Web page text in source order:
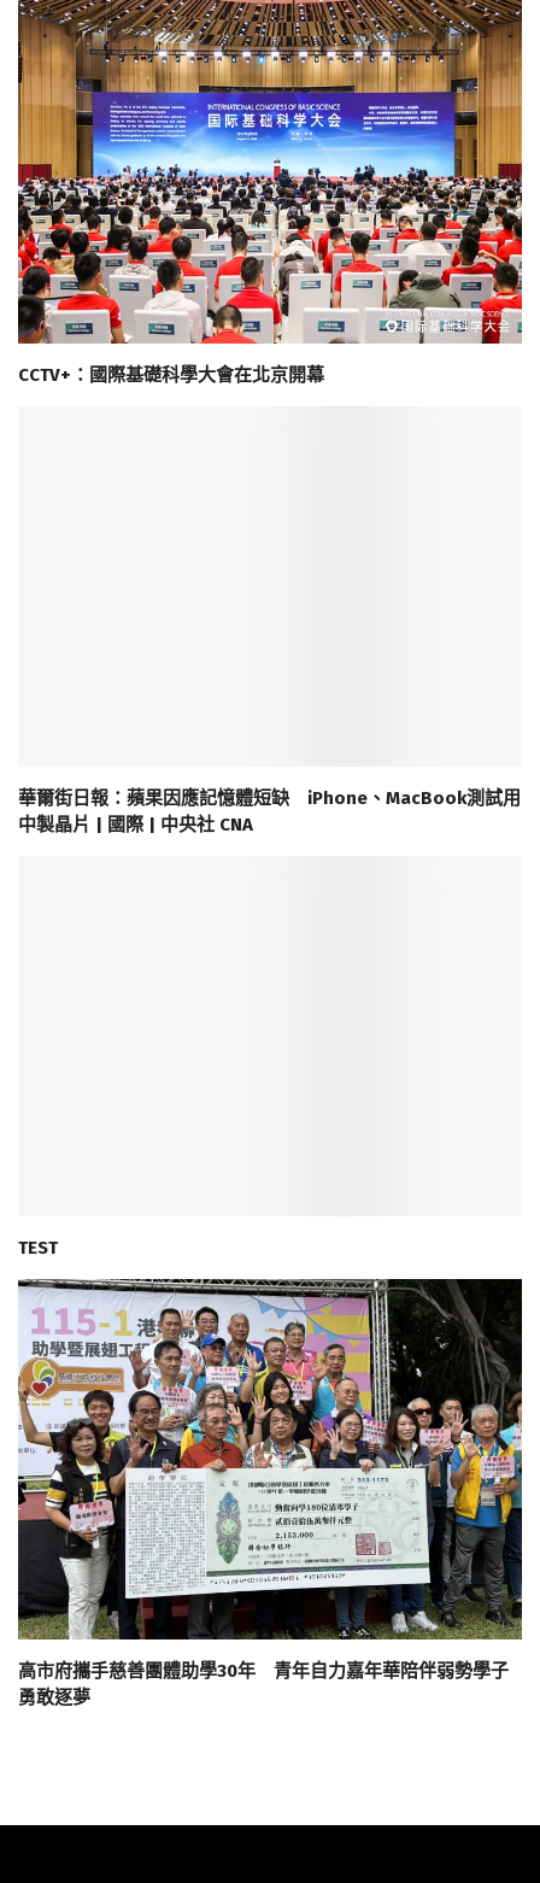
CCTV+：國際基礎科學大會在北京開幕
華爾街日報：蘋果因應記憶體短缺 iPhone、MacBook測試用
中製晶片 | 國際 | 中央社 CNA
TEST
高市府攜手慈善團體助學30年 青年自力嘉年華陪伴弱勢學子
勇敢逐夢